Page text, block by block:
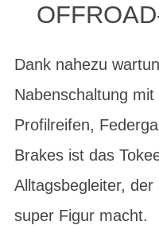
Dank nahezu
Nabenschaltung
Profilreifen,
Brakes ist das
Alltagsbegleiter,
super Figur macht.